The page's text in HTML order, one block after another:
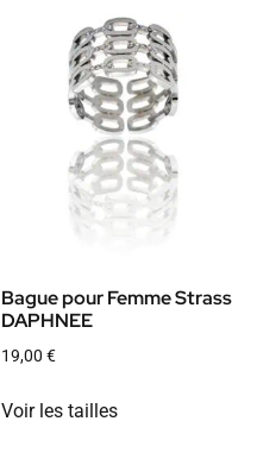
Bague pour Femme Strass
DAPHNEE
19,00 €
Voir les tailles